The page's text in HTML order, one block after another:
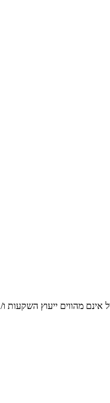
אינם מהווים ייעוץ